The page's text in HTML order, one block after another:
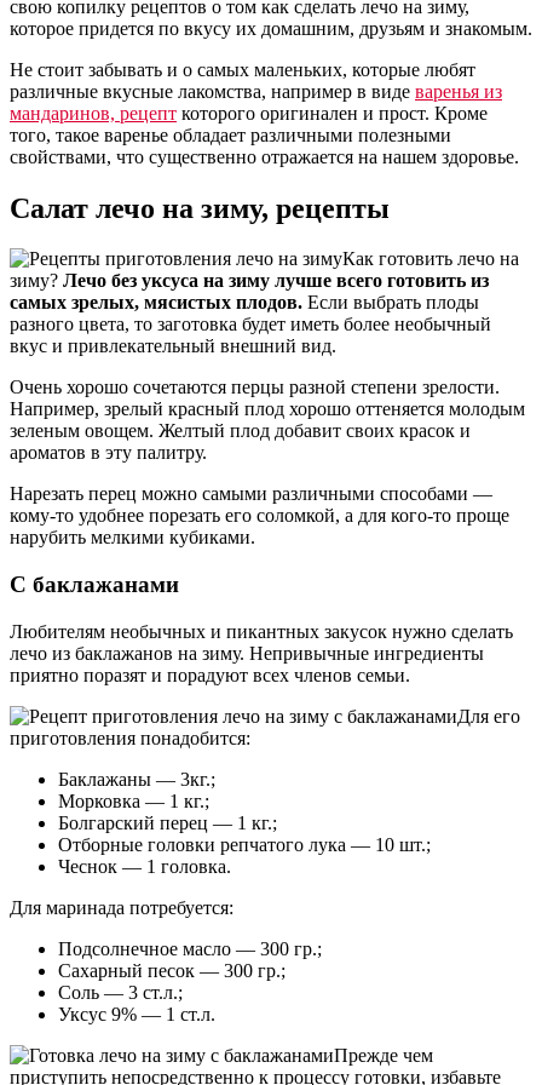
свою копилку рецептов о том как сделать лечо на зиму,
которое придется по вкусу их домашним, друзьям и знакомым.
Не стоит забывать и о самых маленьких, которые любят
различные вкусные лакомства, например в виде варенья из
мандаринов, рецепт которого оригинален и прост. Кроме
того, такое варенье обладает различными полезными
свойствами, что существенно отражается на нашем здоровье.
Салат лечо на зиму, рецепты
Как готовить лечо на
зиму? Лечо без уксуса на зиму лучше всего готовить из
самых зрелых, мясистых плодов. Если выбрать плоды
разного цвета, то заготовка будет иметь более необычный
вкус и привлекательный внешний вид.
Очень хорошо сочетаются перцы разной степени зрелости.
Например, зрелый красный плод хорошо оттеняется молодым
зеленым овощем. Желтый плод добавит своих красок и
ароматов в эту палитру.
Нарезать перец можно самыми различными способами —
кому-то удобнее порезать его соломкой, а для кого-то проще
нарубить мелкими кубиками.
С баклажанами
Любителям необычных и пикантных закусок нужно сделать
лечо из баклажанов на зиму. Непривычные ингредиенты
приятно поразят и порадуют всех членов семьи.
Для его
приготовления понадобится:
Баклажаны — 3кг.;
Морковка — 1 кг.;
Болгарский перец — 1 кг.;
Отборные головки репчатого лука — 10 шт.;
Чеснок — 1 головка.
Для маринада потребуется:
Подсолнечное масло — 300 гр.;
Сахарный песок — 300 гр.;
Соль — 3 ст.л.;
Уксус 9% — 1 ст.л.
Прежде чем
приступить непосредственно к процессу готовки, избавьте